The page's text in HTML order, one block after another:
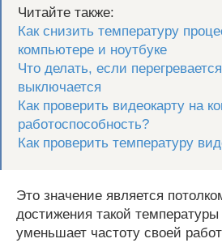
Читайте также:
Как снизить температуру
компьютере и ноутбуке
Что делать, если
выключается
Как проверить видеокарту на
работоспособность?
Как проверить температуру
Это значение является
достижения такой
уменьшает частоту своей